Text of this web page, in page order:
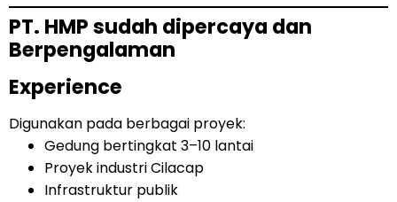
PT. HMP sudah dipercaya dan
Berpengalaman
Experience
Digunakan pada berbagai proyek:
Gedung bertingkat 3–10 lantai
Proyek industri Cilacap
Infrastruktur publik